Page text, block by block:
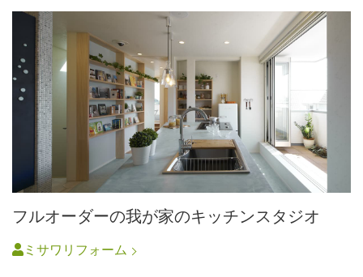
フルオーダーの我が家のキッチンスタジオ
ミサワリフォーム